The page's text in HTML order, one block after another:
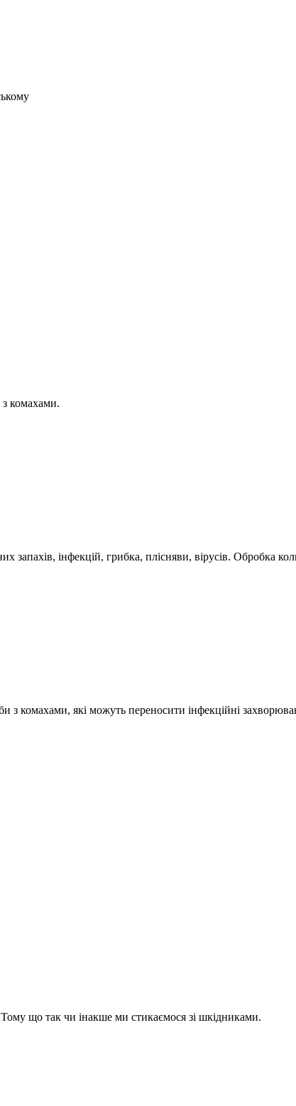
комахами.
інфекцій, грибка, плісняви, вірусів. Обробка
з комахами, які можуть переносити інфекційні
що так чи інакше ми стикаємося зі шкідниками.